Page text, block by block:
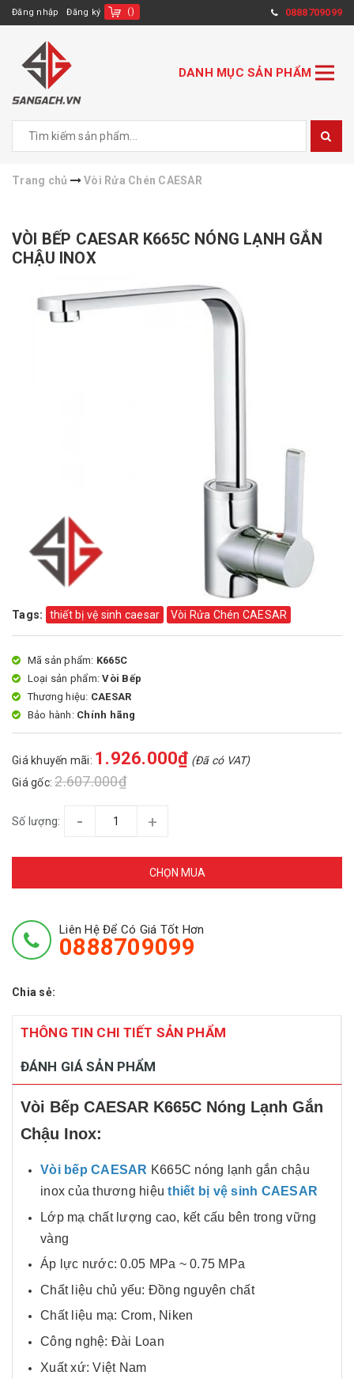
Đăng nhập Đăng ký () 0888709099
DANH MỤC SẢN PHẨM
Trang chủ Vòi Rửa Chén CAESAR
VÒI BẾP CAESAR K665C NÓNG LẠNH GẮN
CHẬU INOX
Tags: thiết bị vệ sinh caesar Vòi Rửa Chén CAESAR
Mã sản phẩm: K665C
Loại sản phẩm:Vòi Bếp
Thương hiệu: CAESAR
Bảo hành: Chính hãng
Giá khuyến mãi: 1.926.000₫ (Đã có VAT)
Giá gốc:2.607.000₫
Số lượng: - +
CHỌN MUA
Liên Hệ Để Có Giá Tốt Hơn
0888709099
Chia sẻ:
THÔNG TIN CHI TIẾT SẢN PHẨM
ĐÁNH GIÁ SẢN PHẨM
Vòi Bếp CAESAR K665C Nóng Lạnh Gắn
Chậu Inox:
Vòi bếp CAESAR K665C nóng lạnh gắn chậu
inox của thương hiệuthiết bị vệ sinh CAESAR
Lớp mạ chất lượng cao, kết cấu bên trong vững
vàng
Áp lực nước: 0.05 MPa ~ 0.75 MPa
Chất liệu chủ yếu: Đồng nguyên chất
Chất liệu mạ: Crom, Niken
Công nghệ: Đài Loan
Xuất xứ: Việt Nam